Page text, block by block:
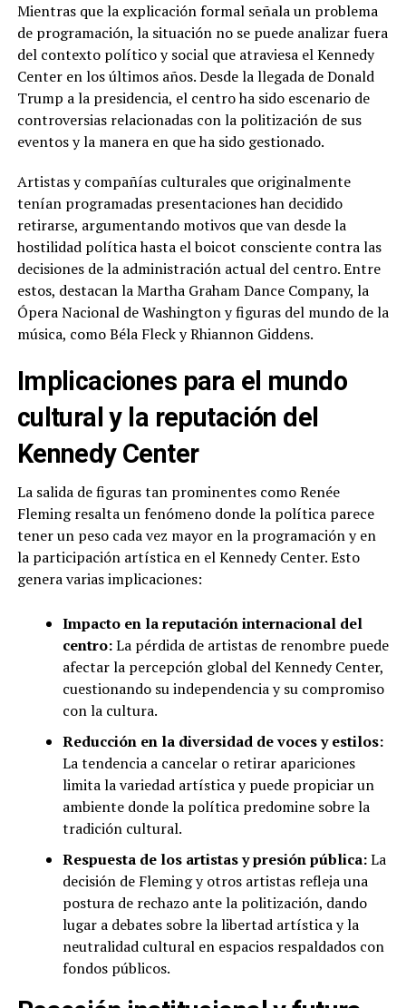
Mientras que la explicación formal señala un problema
de programación, la situación no se puede analizar fuera
del contexto político y social que atraviesa el Kennedy
Center en los últimos años. Desde la llegada de Donald
Trump a la presidencia, el centro ha sido escenario de
controversias relacionadas con la politización de sus
eventos y la manera en que ha sido gestionado.
Artistas y compañías culturales que originalmente
tenían programadas presentaciones han decidido
retirarse, argumentando motivos que van desde la
hostilidad política hasta el boicot consciente contra las
decisiones de la administración actual del centro. Entre
estos, destacan la Martha Graham Dance Company, la
Ópera Nacional de Washington y figuras del mundo de la
música, como Béla Fleck y Rhiannon Giddens.
Implicaciones para el mundo
cultural y la reputación del
Kennedy Center
La salida de figuras tan prominentes como Renée
Fleming resalta un fenómeno donde la política parece
tener un peso cada vez mayor en la programación y en
la participación artística en el Kennedy Center. Esto
genera varias implicaciones:
Impacto en la reputación internacional del
centro:La pérdida de artistas de renombre puede
afectar la percepción global del Kennedy Center,
cuestionando su independencia y su compromiso
con la cultura.
Reducción en la diversidad de voces y estilos:
La tendencia a cancelar o retirar apariciones
limita la variedad artística y puede propiciar un
ambiente donde la política predomine sobre la
tradición cultural.
Respuesta de los artistas y presión pública:La
decisión de Fleming y otros artistas refleja una
postura de rechazo ante la politización, dando
lugar a debates sobre la libertad artística y la
neutralidad cultural en espacios respaldados con
fondos públicos.